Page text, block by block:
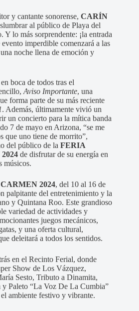
y cantante sonorense, CARÍN
al público de Playa del
Y lo más sorprendente: ¡la entrada
imperdible comenzará a las
noche llena de emoción y
boca de todos tras el
Aviso Importante, una
forma parte de su más reciente
. Además, últimamente vivió un
un concierto para la mítica banda
7 de mayo en Arizona, “se me
que uno tiene de morrito”,
del público de la FERIA
de disfrutar de su energía en
músicos.
2024, del 10 al 16 de
palpitante del entretenimiento y la
y Quintana Roo. Este grandioso
variedad de actividades y
juegos mecánicos,
y una oferta cultural,
deleitará a todos los sentidos.
en el Recinto Ferial, donde
Show de Los Vázquez,
Sesto, Tributo a Dinamita,
y Paleto “La Voz De La Cumbia”
ambiente festivo y vibrante.